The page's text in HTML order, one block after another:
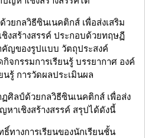
ยกลวิธีซินเนคติกส์ เพื่อส่งเสริม
งสร้างสรรค์ ประกอบด้วยทฤษฏี
ญของรูปแบบ วัตถุประสงค์
จกรรมการเรียนรู้ บรรยากาศ องค์
นรู้ การวัดผลประเมินผล
ศิลป์ด้วยกลวิธีซินเนคติกส์ เพื่อส่ง
หาเชิงสร้างสรรค์ สรุปได้ดังนี้
ทางการเรียนของนักเรียนชั้น